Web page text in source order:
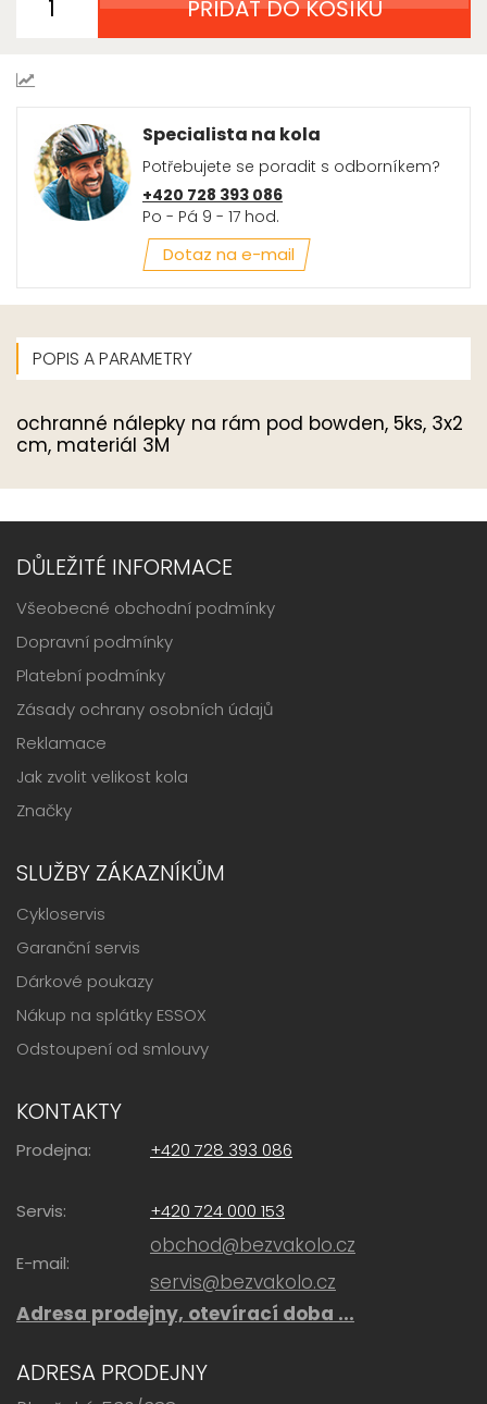
PŘIDAT DO KOŠÍKU
Specialista na kola
Potřebujete se poradit s odborníkem?
+420 728 393 086
Po - Pá 9 - 17 hod.
Dotaz na e-mail
POPIS A PARAMETRY
ochranné nálepky na rám pod bowden, 5ks, 3x2
cm, materiál 3M
DŮLEŽITÉ INFORMACE
Všeobecné obchodní podmínky
Dopravní podmínky
Platební podmínky
Zásady ochrany osobních údajů
Reklamace
Jak zvolit velikost kola
Značky
SLUŽBY ZÁKAZNÍKŮM
Cykloservis
Garanční servis
Dárkové poukazy
Nákup na splátky ESSOX
Odstoupení od smlouvy
KONTAKTY
Prodejna: +420 728 393 086
Servis: +420 724 000 153
E-mail:
obchod@bezvakolo.cz
servis@bezvakolo.cz
Adresa prodejny, otevírací doba ...
ADRESA PRODEJNY